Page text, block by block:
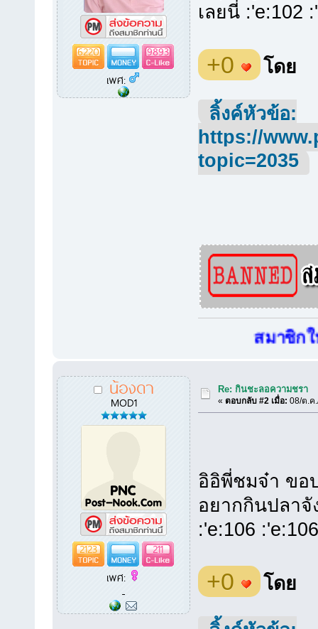
6220
9893
เพศ:
เลยนี่ :'e:102
+0 โดย
ลิ้งค์หัวข้อ:
https://
topic=2035
สมาชิกใหม่..
น้องดา
MOD1
2123
211
เพศ:
-
Re: กินชะลอความชรา
«ตอบกลับ #2 เมื่อ: 08/ต.ค
อิอิพี่ชมจ๋า ขอ
อยากกินปลา
:'e:106
+0 โดย